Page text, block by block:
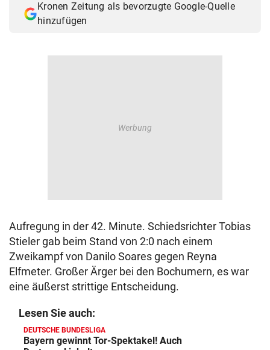
Kronen Zeitung als bevorzugte Google-Quelle
hinzufügen
Aufregung in der 42. Minute. Schiedsrichter Tobias
Stieler gab beim Stand von 2:0 nach einem
Zweikampf von Danilo Soares gegen Reyna
Elfmeter. Großer Ärger bei den Bochumern, es war
eine äußerst strittige Entscheidung.
Lesen Sie auch:
DEUTSCHE BUNDESLIGA
Bayern gewinnt Tor-Spektakel! Auch